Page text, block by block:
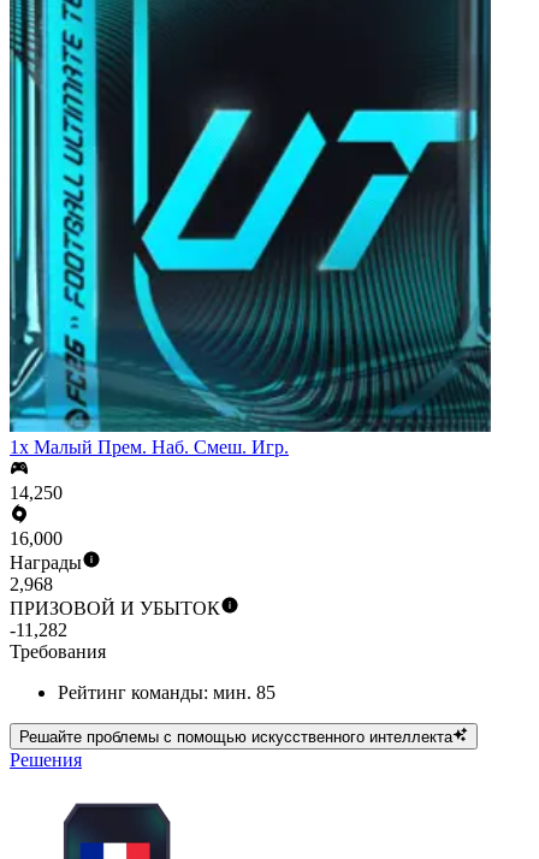
1x Малый Прем. Наб. Смеш. Игр.
14,250
16,000
Награды
2,968
ПРИЗОВОЙ И УБЫТОК
-11,282
Требования
Рейтинг команды: мин. 85
Решайте проблемы с помощью искусственного интеллекта
Решения